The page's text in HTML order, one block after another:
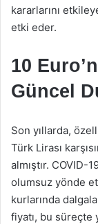
kararlarını
etki eder.
10
Güncel
Son yıllarda,
Türk Lirası
almıştır. COVID-
olumsuz yönde
kurlarında
fiyatı, bu